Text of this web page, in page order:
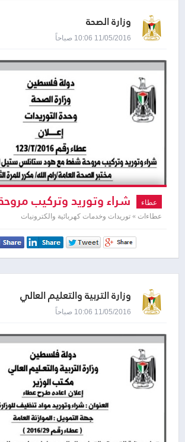
وزارة الصحة
11/05/2016 10:06 صباحاً
عطاء شراء وتوريد وتركيب
هود ستانلس ستيل
عطاءات » توريدات وخدمات كهربائية والكترونيات
وزارة التربية والتعليم العالي
11/05/2016 10:06 صباحاً